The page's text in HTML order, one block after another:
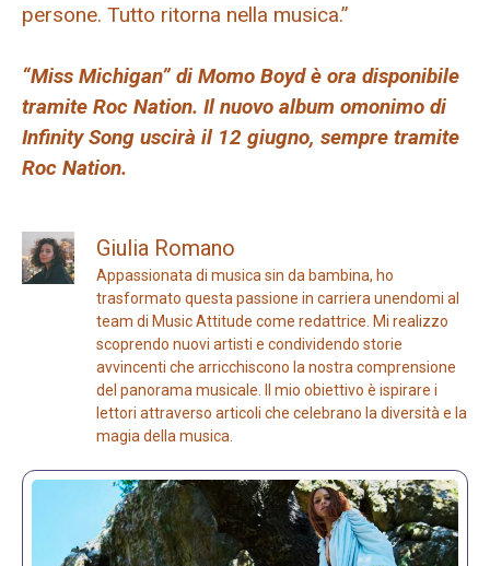
persone. Tutto ritorna nella musica.”
“Miss Michigan” di Momo Boyd è ora disponibile
tramite Roc Nation. Il nuovo album omonimo di
Infinity Song uscirà il 12 giugno, sempre tramite
Roc Nation.
Giulia Romano
Appassionata di musica sin da bambina, ho
trasformato questa passione in carriera unendomi al
team di Music Attitude come redattrice. Mi realizzo
scoprendo nuovi artisti e condividendo storie
avvincenti che arricchiscono la nostra comprensione
del panorama musicale. Il mio obiettivo è ispirare i
lettori attraverso articoli che celebrano la diversità e la
magia della musica.